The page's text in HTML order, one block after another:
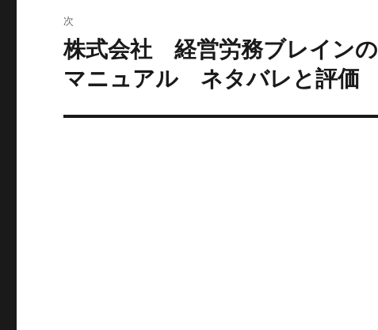
ー
シ
ョ
ン
次
次
の
投
稿:
株式会社 経営労務ブレイン
マニュアル ネタバレと評価